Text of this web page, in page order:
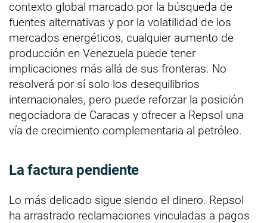
contexto global marcado por la búsqueda de
fuentes alternativas y por la volatilidad de los
mercados energéticos, cualquier aumento de
producción en Venezuela puede tener
implicaciones más allá de sus fronteras. No
resolverá por sí solo los desequilibrios
internacionales, pero puede reforzar la posición
negociadora de Caracas y ofrecer a Repsol una
vía de crecimiento complementaria al petróleo.
La factura pendiente
Lo más delicado sigue siendo el dinero. Repsol
ha arrastrado reclamaciones vinculadas a pagos